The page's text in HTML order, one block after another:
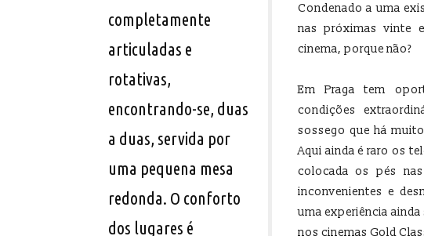
completamente
articuladas e
rotativas,
encontrando-se, duas
a duas, servida por
uma pequena mesa
redonda. O conforto
dos lugares é
Condenado a uma
nas próximas vinte
cinema, porque não?
Em Praga tem
condições
sossego que há
Aqui ainda é raro os
colocada os pés
inconvenientes e
uma experiência
nos cinemas Gold